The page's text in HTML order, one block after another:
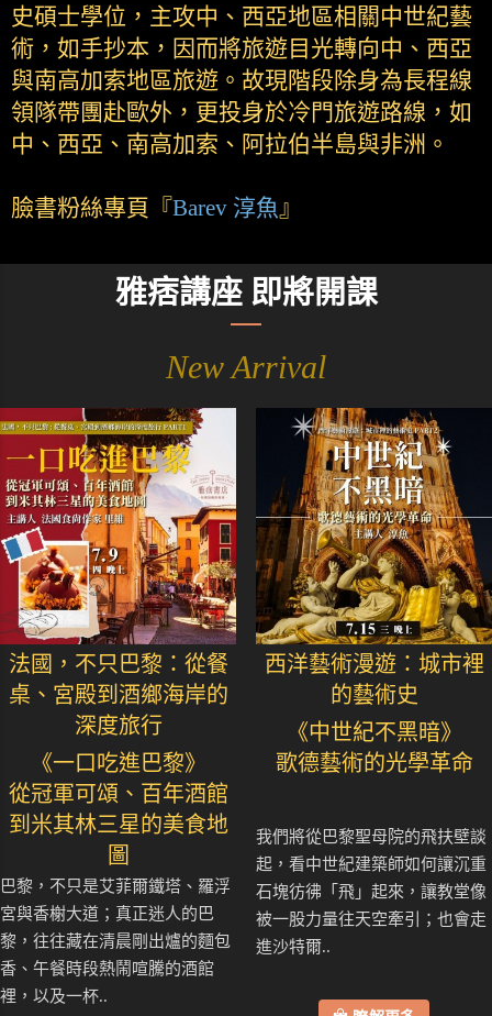
史碩士學位，主攻中、西亞地區相關中世紀藝
術，如手抄本，因而將旅遊目光轉向中、西亞
與南高加索地區旅遊。故現階段除身為長程線
領隊帶團赴歐外，更投身於冷門旅遊路線，如
中、西亞、南高加索、阿拉伯半島與非洲。
臉書粉絲專頁『Barev 淳魚』
雅痞講座 即將開課
New Arrival
法國，不只巴黎：從餐
桌、宮殿到酒鄉海岸的
深度旅行
《一口吃進巴黎》
從冠軍可頌、百年酒館
到米其林三星的美食地
圖
巴黎，不只是艾菲爾鐵塔、羅浮
宮與香榭大道；真正迷人的巴
黎，往往藏在清晨剛出爐的麵包
香、午餐時段熱鬧喧騰的酒館
裡，以及一杯..
西洋藝術漫遊：城市裡
的藝術史
《中世紀不黑暗》
歌德藝術的光學革命
我們將從巴黎聖母院的飛扶壁談
起，看中世紀建築師如何讓沉重
石塊彷彿「飛」起來，讓教堂像
被一股力量往天空牽引；也會走
進沙特爾..